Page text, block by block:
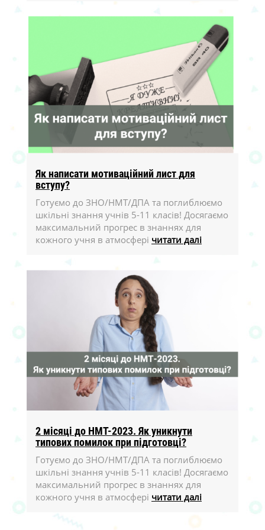
2450 грн/платіж
Робототехніка/Minecraft/Наука,
вартість курсу з 35 занять – 22 050
грн, сплачується 9-ма платежами
2450 грн/платіж
Робототехніка/Minecraft/Наука,
вартість курсу з 35 занять – 22 050
грн, сплачується 9-ма платежами
Як написати мотиваційний лист для
вступу?
Готуємо до ЗНО/НМТ/ДПА та поглиблюємо
шкільні знання учнів 5-11 класів! Досягаємо
максимальний прогрес в знаннях для
кожного учня в атмосфері читати далі
2 місяці до НМТ-2023. Як уникнути
типових помилок при підготовці?
Готуємо до ЗНО/НМТ/ДПА та поглиблюємо
шкільні знання учнів 5-11 класів! Досягаємо
максимальний прогрес в знаннях для
кожного учня в атмосфері читати далі